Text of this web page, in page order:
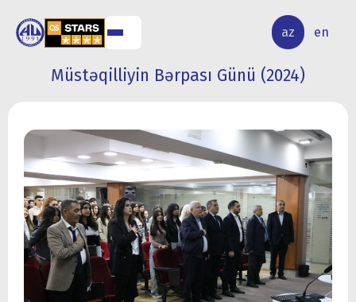
az en
ELMİ
TƏDQİQAT
Müstəqilliyin Bərpası Günü (2024)